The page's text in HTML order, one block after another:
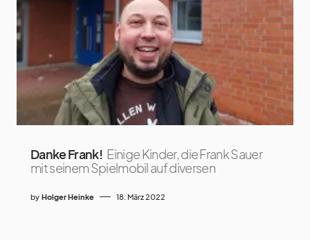
Danke Frank! Einige Kinder, die Frank Sauer
mit seinem Spielmobil auf diversen
by Holger Heinke 18. März 2022